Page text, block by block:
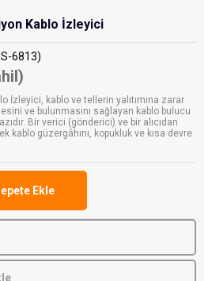
Kablo İzleyici
6813)
İzleyici, kablo ve tellerin yalıtımına zarar
ve bulunmasını sağlayan kablo bulucu
Bir verici (gönderici) ve bir alıcıdan
kablo güzergâhını, kopukluk ve kısa devre